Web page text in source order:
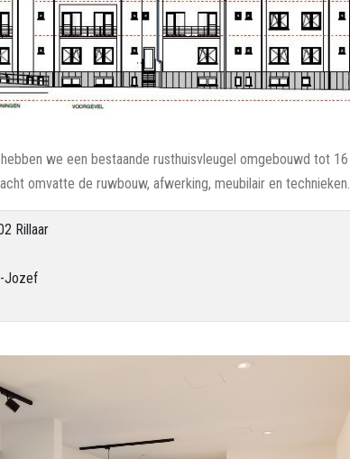
we een bestaande rusthuisvleugel omgebouwd tot 16
omvatte de ruwbouw, afwerking, meubilair en technieken.
Rillaar
Jozef